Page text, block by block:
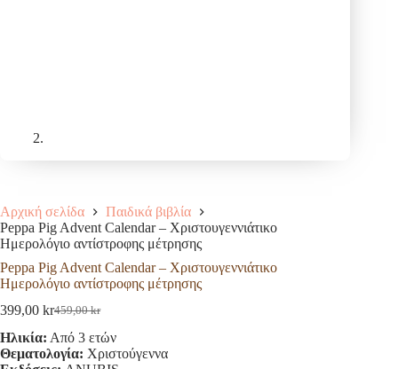
Αρχική σελίδα
Παιδικά βιβλία
Peppa Pig Advent Calendar – Χριστουγεννιάτικο
Ημερολόγιο αντίστροφης μέτρησης
Peppa Pig Advent Calendar – Χριστουγεννιάτικο
Ημερολόγιο αντίστροφης μέτρησης
459,00kr
Original
price
was:
459,00 kr.
399,00 krΗ
τρέχουσα
τιμή
είναι:
Ηλικία: Από 3 ετών
Θεματολογία: Χριστούγεννα